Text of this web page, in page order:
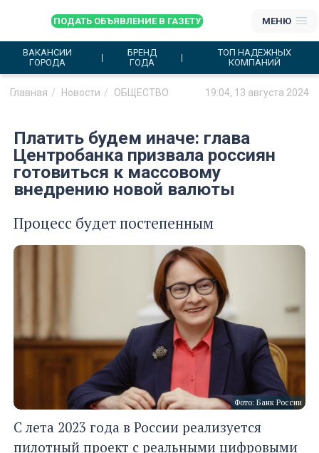
ПОДАТЬ ОБЪЯВЛЕНИЕ В ГАЗЕТУ МЕНЮ
ВАКАНСИИ
ГОРОДА
БРЕНД
ГОДА
ТОП НАДЕЖНЫХ
КОМПАНИЙ
Главная Новости ОБЩЕСТВО 19:04, 13 августа 2024
Платить будем иначе: глава
Центробанка призвала россиян
готовиться к массовому
внедрению новой валюты
Процесс будет постепенным
Фото: Банк России
С лета 2023 года в России реализуется
пилотный проект с реальными цифровыми